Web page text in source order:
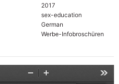
2017
sex-education
German
Werbe-Infobroschüren